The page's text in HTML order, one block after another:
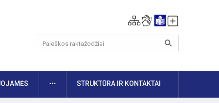
DAUGIAUSTRUKTŪRA IR KONTAKTAI